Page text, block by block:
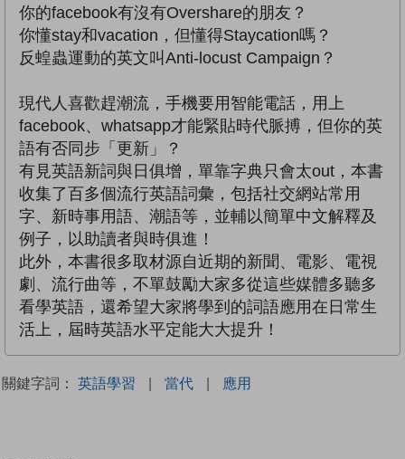
你的facebook有沒有Overshare的朋友？
你懂stay和vacation，但懂得Staycation嗎？
反蝗蟲運動的英文叫Anti-locust Campaign？
現代人喜歡趕潮流，手機要用智能電話，用上
facebook、whatsapp才能緊貼時代脈搏，但你的英
語有否同步「更新」？
有見英語新詞與日俱增，單靠字典只會太out，本書
收集了百多個流行英語詞彙，包括社交網站常用
字、新時事用語、潮語等，並輔以簡單中文解釋及
例子，以助讀者與時俱進！
此外，本書很多取材源自近期的新聞、電影、電視
劇、流行曲等，不單鼓勵大家多從這些媒體多聽多
看學英語，還希望大家將學到的詞語應用在日常生
活上，屆時英語水平定能大大提升！
關鍵字詞： 英語學習 | 當代 | 應用